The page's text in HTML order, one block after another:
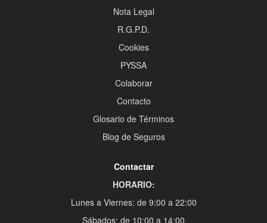
Nota Legal
R.G.P.D.
Cookies
PYSSA
Colaborar
Contacto
Glosario de Términos
Blog de Seguros
Contactar
HORARIO:
Lunes a Viernes: de 9:00 a 22:00
Sábados: de 10:00 a 14:00